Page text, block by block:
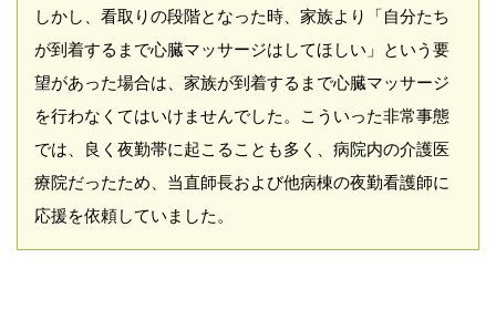
しかし、看取りの段階となった時、家族より「自分たち
が到着するまで心臓マッサージはしてほしい」という要
望があった場合は、家族が到着するまで心臓マッサージ
を行わなくてはいけませんでした。こういった非常事態
では、良く夜勤帯に起こることも多く、病院内の介護医
療院だったため、当直師長および他病棟の夜勤看護師に
応援を依頼していました。